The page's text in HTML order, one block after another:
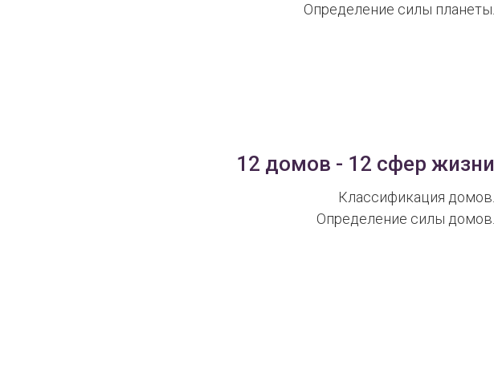
Определение силы планеты.
12 домов - 12 сфер жизни
Классификация домов.
Определение силы домов.